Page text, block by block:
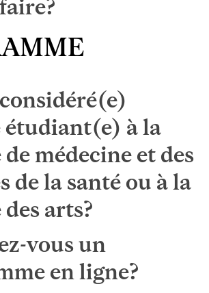
étudiant(e) à la
médecine et des
de la santé ou à la
arts?
vous un
en ligne?